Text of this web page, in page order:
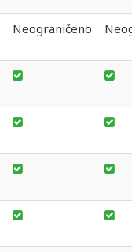
Neograničeno